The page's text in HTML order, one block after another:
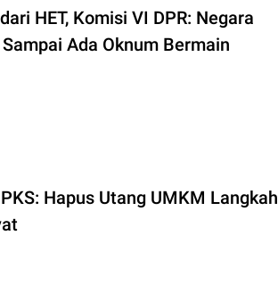
HET, Komisi VI DPR: Negara
Ada Oknum Bermain
Hapus Utang UMKM Langkah